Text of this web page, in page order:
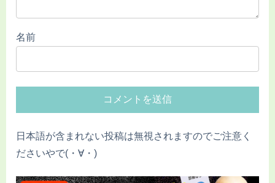
名前
日本語が含まれない投稿は無視されますのでご注意く
ださいやで(・∀・)